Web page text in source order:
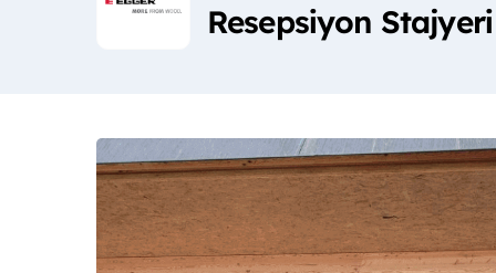
Resepsiyon Stajyeri